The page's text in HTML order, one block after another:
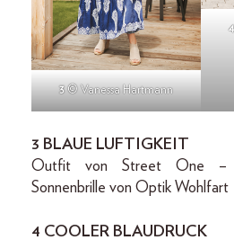
3 © Vanessa Hartmann
3 BLAUE LUFTIGKEIT
Outfit von Street One –
Sonnenbrille von Optik Wohlfart
4 COOLER BLAUDRUCK